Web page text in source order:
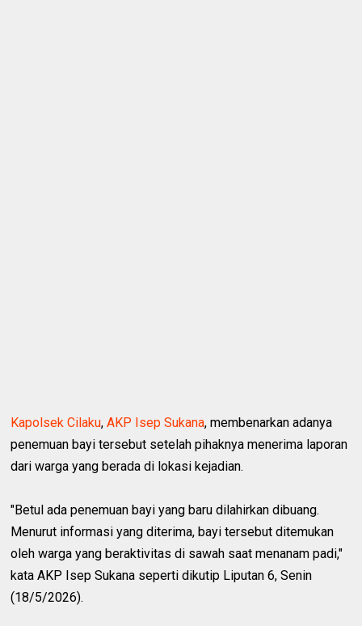
Kapolsek Cilaku,AKP Isep Sukana, membenarkan adanya
penemuan bayi tersebut setelah pihaknya menerima laporan
dari warga yang berada di lokasi kejadian.
"Betul ada penemuan bayi yang baru dilahirkan dibuang.
Menurut informasi yang diterima, bayi tersebut ditemukan
oleh warga yang beraktivitas di sawah saat menanam padi,"
kata AKP Isep Sukana seperti dikutip Liputan 6, Senin
(18/5/2026).